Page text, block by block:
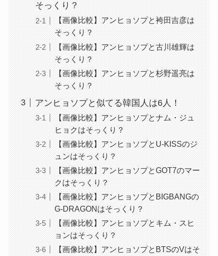
そっくり？
【画像比較】アンヒョソプと袴田吉彦は
そっくり？
【画像比較】アンヒョソプと古川雄輝は
そっくり？
【画像比較】アンヒョソプと杉野遥亮は
そっくり？
アンヒョソプと似てる韓国人は6人！
【画像比較】アンヒョソプとナム・ジュ
ヒョクはそっくり？
【画像比較】アンヒョソプとU-KISSのジ
ュンはそっくり？
【画像比較】アンヒョソプとGOT7のマー
クはそっくり？
【画像比較】アンヒョソプとBIGBANGの
G-DRAGONはそっくり？
【画像比較】アンヒョソプとキム・スヒ
ョンはそっくり？
【画像比較】アンヒョソプとBTSのVはそ